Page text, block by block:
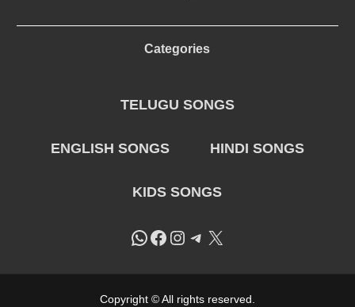
Categories
TELUGU SONGS
ENGLISH SONGS HINDI SONGS
KIDS SONGS
WhatsApp
Facebook
Instagram
Telegram
X
Copyright © All rights reserved.